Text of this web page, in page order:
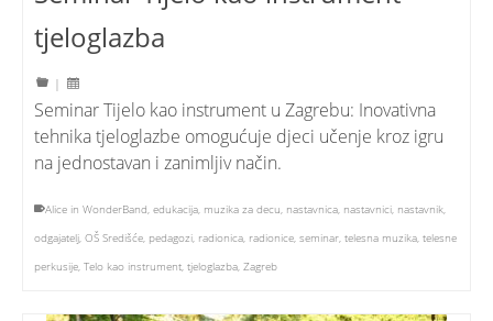
tjeloglazba
|
Seminar Tijelo kao instrument u Zagrebu: Inovativna
tehnika tjeloglazbe omogućuje djeci učenje kroz igru
na jednostavan i zanimljiv način.
Alice in WonderBand, edukacija, muzika za decu, nastavnica, nastavnici, nastavnik,
odgajatelj, OŠ Središće, pedagozi, radionica, radionice, seminar, telesna muzika, telesne
perkusije, Telo kao instrument, tjeloglazba, Zagreb